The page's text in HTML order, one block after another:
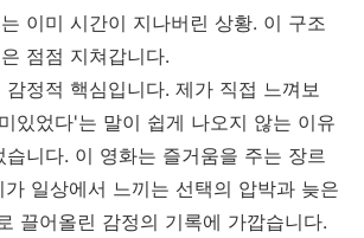
이미 시간이 지나버린 상황. 이 구조
점점 지쳐갑니다.
정적 핵심입니다. 제가 직접 느껴보
있었다'는 말이 쉽게 나오지 않는 이유
니다. 이 영화는 즐거움을 주는 장르
일상에서 느끼는 선택의 압박과 늦은
끌어올린 감정의 기록에 가깝습니다.